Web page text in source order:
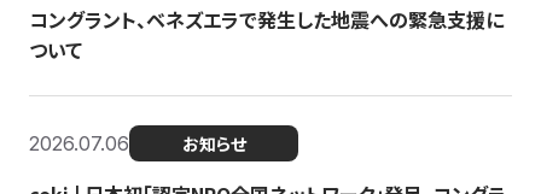
コングラント、ベネズエラで発生した地震への緊急支援に
ついて
2026.07.06 お知らせ